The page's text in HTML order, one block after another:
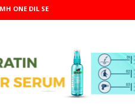
MH ONE DIL SE